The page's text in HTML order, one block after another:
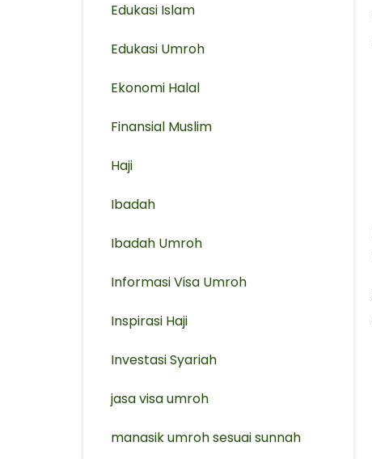
Edukasi Islam
Edukasi Umroh
Ekonomi Halal
Finansial Muslim
Haji
Ibadah
Ibadah Umroh
Informasi Visa Umroh
Inspirasi Haji
Investasi Syariah
jasa visa umroh
manasik umroh sesuai sunnah